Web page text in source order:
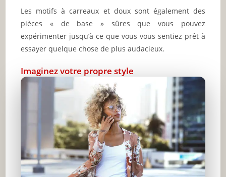
Les motifs à carreaux et doux sont également des
pièces « de base » sûres que vous pouvez
expérimenter jusqu’à ce que vous vous sentiez prêt à
essayer quelque chose de plus audacieux.
Imaginez votre propre style